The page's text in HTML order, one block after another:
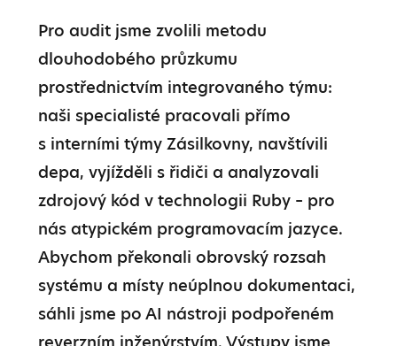
Pro audit jsme zvolili metodu
dlouhodobého průzkumu
prostřednictvím integrovaného týmu:
naši specialisté pracovali přímo
s interními týmy Zásilkovny, navštívili
depa, vyjížděli s řidiči a analyzovali
zdrojový kód v technologii Ruby – pro
nás atypickém programovacím jazyce.
Abychom překonali obrovský rozsah
systému a místy neúplnou dokumentaci,
sáhli jsme po AI nástroji podpořeném